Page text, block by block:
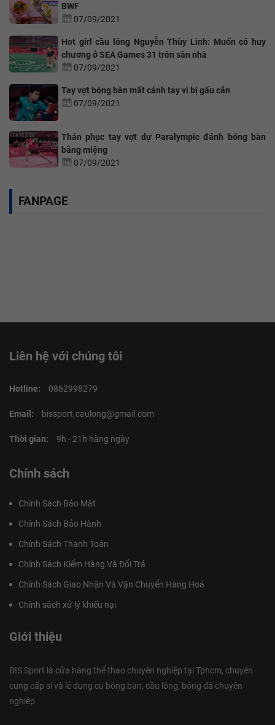
BWF
07/09/2021
Hot girl cầu lông Nguyễn Thùy Linh: Muốn có huy
chương ở SEA Games 31 trên sân nhà
07/09/2021
Tay vợt bóng bàn mất cánh tay vì bị gấu cắn
07/09/2021
Thán phục tay vợt dự Paralympic đánh bóng bàn
bằng miệng
07/09/2021
FANPAGE
Liên hệ với chúng tôi
Hotline: 0862998279
Email: bissport.caulong@gmail.com
Thời gian: 9h - 21h hàng ngày
Chính sách
Chính Sách Bảo Mật
Chính Sách Bảo Hành
Chính Sách Thanh Toán
Chính Sách Kiểm Hàng Và Đổi Trả
Chính Sách Giao Nhận Và Vận Chuyển Hàng Hoá
Chính sách xử lý khiếu nại
Giới thiệu
BIS Sport là cửa hàng thể thao chuyên nghiệp tại Tphcm, chuyên
cung cấp sỉ và lẻ dụng cụ bóng bàn, cầu lông, bóng đá chuyên
nghiệp